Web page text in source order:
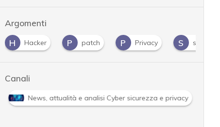
Argomenti
H Hacker P patch P Privacy S spyware
Canali
News, attualità e analisi Cyber sicurezza e privacy